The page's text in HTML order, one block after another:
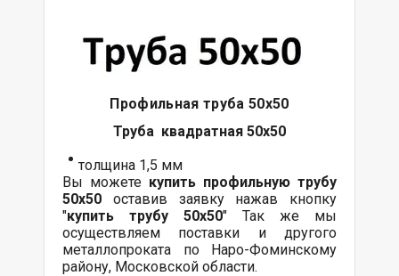
Профильная труба 50х50
Труба квадратная 50х50
толщина 1,5 мм
Вы можете купить профильную трубу
50х50 оставив заявку нажав кнопку
"купить трубу 50х50" Так же мы
осуществляем поставки и другого
металлопроката по Наро-Фоминскому
району, Московской области.